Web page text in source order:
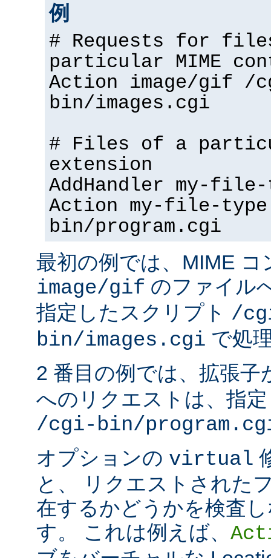
例
# Requests for
particular MIME
Action image/gif /
bin/images.cgi
# Files of a
extension
AddHandler my-
Action my-file-
bin/program.cgi
最初の例では、MIME
image/gif のファイル
指定したスクリプト /
bin/images.cgi で処
2 番目の例では、拡張子
へのリクエストは、指
/cgi-bin/
オプションの virtual
と、 リクエストされた
在するかどうかを検査
す。 これは例えば、